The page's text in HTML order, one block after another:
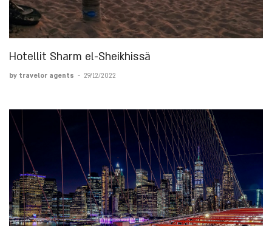
Hotellit Sharm el-Sheikhissä
by travelor agents - 29/12/2022